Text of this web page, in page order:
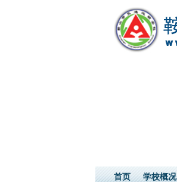
首页 学校概况